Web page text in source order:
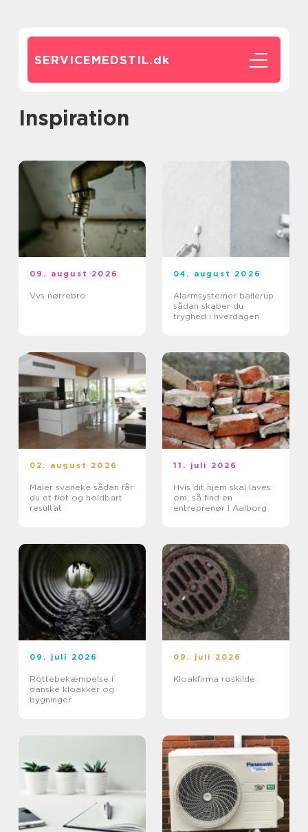
SERVICEMEDSTIL.dk
inspiration
09. august 2026
Vvs nørrebro
04. august 2026
Alarmsystemer ballerup
sådan skaber du
tryghed i hverdagen
02. august 2026
Maler svaneke sådan får
du et flot og holdbart
resultat
11. juli 2026
Hvis dit hjem skal laves
om, så find en
entreprenør i Aalborg
09. juli 2026
Rottebekæmpelse i
danske kloakker og
bygninger
09. juli 2026
Kloakfirma roskilde